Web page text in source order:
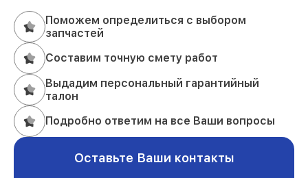
Поможем определиться с выбором
запчастей
Составим точную смету работ
Выдадим персональный гарантийный
талон
Подробно ответим на все Ваши вопросы
Оставьте Ваши контакты